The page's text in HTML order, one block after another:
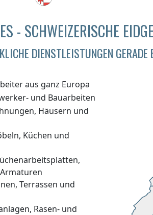
- SCHWEIZERISCHE
DIENSTLEISTUNGEN
aus ganz Europa
und Bauarbeiten
Häusern und
Küchen und
Terrassen und
Rasen- und